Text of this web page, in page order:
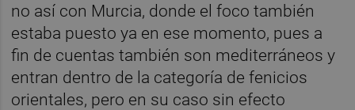
no así con Murcia, donde el foco también
estaba puesto ya en ese momento, pues a
fin de cuentas también son mediterráneos y
entran dentro de la categoría de fenicios
orientales, pero en su caso sin efecto